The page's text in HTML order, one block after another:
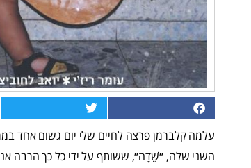
עלמה קלברמן פרצה לחיים שלי יום גשום אחד
השני שלה, ״שֵׁדָה״, ששותף על ידי כל כך הרבה